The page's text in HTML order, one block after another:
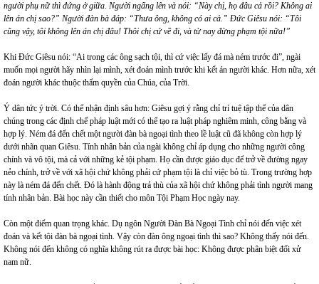
người phụ nữ thì đứng ở giữa. Người ngẩng lên và nói: “Này chị, họ đâu cả rồi? Không ai
lên án chị sao?” Người đàn bà đáp: “Thưa ông, không có ai cả.” Đức Giêsu nói: “Tôi
cũng vậy, tôi không lên án chị đâu! Thôi chị cứ về đi, và từ nay đừng phạm tội nữa!”
Khi Đức Giêsu nói: “Ai trong các ông sạch tội, thì cứ việc lấy đá mà ném trước đi”, ngài
muốn mọi người hãy nhìn lại mình, xét đoán mình trước khi kết án người khác. Hơn nữa, xét
đoán người khác thuộc thẩm quyền của Chúa, của Trời.
Ý dân tức ý trời. Có thể nhận định sâu hơn: Giêsu gợi ý rằng chỉ trí tuệ tập thể của dân
chúng trong các định chế pháp luật mới có thể tạo ra luật pháp nghiêm minh, công bằng và
hợp lý. Ném đá đến chết một người đàn bà ngoại tình theo lề luật cũ đã không còn hợp lý
dưới nhãn quan Giêsu. Tính nhân bản của ngài không chỉ áp dụng cho những người công
chính và vô tội, mà cả với những kẻ tội phạm. Họ cần được giáo dục để trở về đường ngay
nẻo chính, trở về với xã hội chứ không phải cứ phạm tội là chỉ việc bỏ tù. Trong trường hợp
này là ném đá đến chết. Đó là hành động trả thù của xã hội chứ không phải tình người mang
tính nhân bản. Bài học này cần thiết cho môn Tội Phạm Học ngày nay.
Còn một điểm quan trọng khác. Dụ ngôn Người Đàn Bà Ngoại Tình chỉ nói đến việc xét
đoán và kết tội đàn bà ngoại tình. Vậy còn đàn ông ngoại tình thì sao? Không thấy nói đến.
Không nói đến không có nghĩa không rút ra được bài học: Không được phân biệt đối xử
nam nữ.